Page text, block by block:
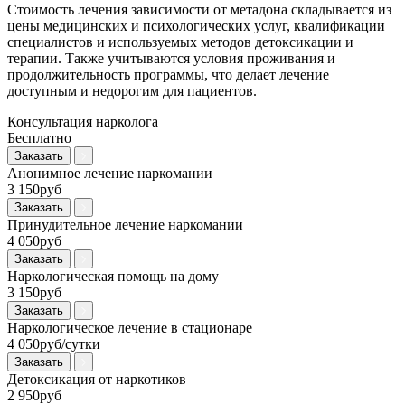
Стоимость лечения зависимости от метадона складывается из
цены медицинских и психологических услуг, квалификации
специалистов и используемых методов детоксикации и
терапии. Также учитываются условия проживания и
продолжительность программы, что делает лечение
доступным и недорогим для пациентов.
Консультация нарколога
Бесплатно
Заказать
Анонимное лечение наркомании
3 150руб
Заказать
Принудительное лечение наркомании
4 050руб
Заказать
Наркологическая помощь на дому
3 150руб
Заказать
Наркологическое лечение в стационаре
4 050руб/сутки
Заказать
Детоксикация от наркотиков
2 950руб